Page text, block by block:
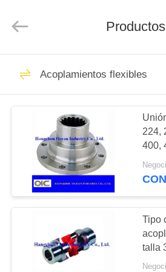
HOGAR
PRODUCTOS
SOBRE
NOSOTROS
VIAJE
FÁBRICA
Rights
Reserved.
ECER
piezas de
de
Bastidores
engranajes
Productos
Acoplamientos flexibles
224,
400,
Tipo
talla